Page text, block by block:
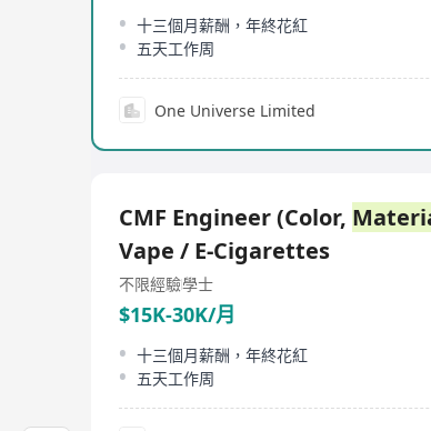
十三個月薪酬，年終花紅
五天工作周
One Universe Limited
CMF Engineer (Color,
Vape / E-Cigarettes
不限經驗學士
$15K-30K/月
十三個月薪酬，年終花紅
五天工作周